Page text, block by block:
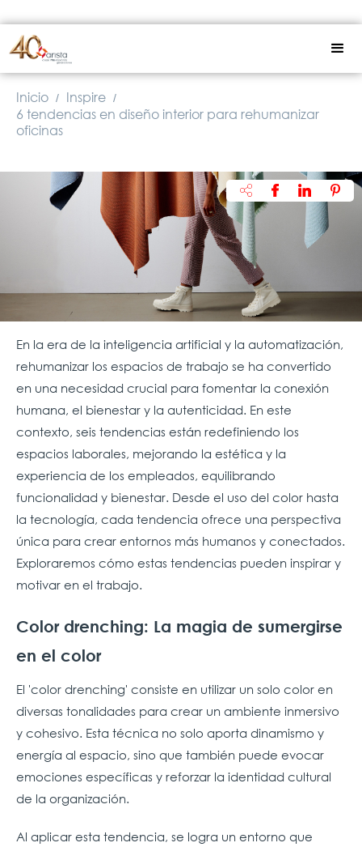
Inicio / Inspire /
6 tendencias en diseño interior para rehumanizar
oficinas
En la era de la inteligencia artificial y la automatización,
rehumanizar los espacios de trabajo se ha convertido
en una necesidad crucial para fomentar la conexión
humana, el bienestar y la autenticidad. En este
contexto, seis tendencias están redefiniendo los
espacios laborales, mejorando la estética y la
experiencia de los empleados, equilibrando
funcionalidad y bienestar. Desde el uso del color hasta
la tecnología, cada tendencia ofrece una perspectiva
única para crear entornos más humanos y conectados.
Exploraremos cómo estas tendencias pueden inspirar y
motivar en el trabajo.
Color drenching: La magia de sumergirse
en el color
El 'color drenching' consiste en utilizar un solo color en
diversas tonalidades para crear un ambiente inmersivo
y cohesivo. Esta técnica no solo aporta dinamismo y
energía al espacio, sino que también puede evocar
emociones específicas y reforzar la identidad cultural
de la organización.
Al aplicar esta tendencia, se logra un entorno que